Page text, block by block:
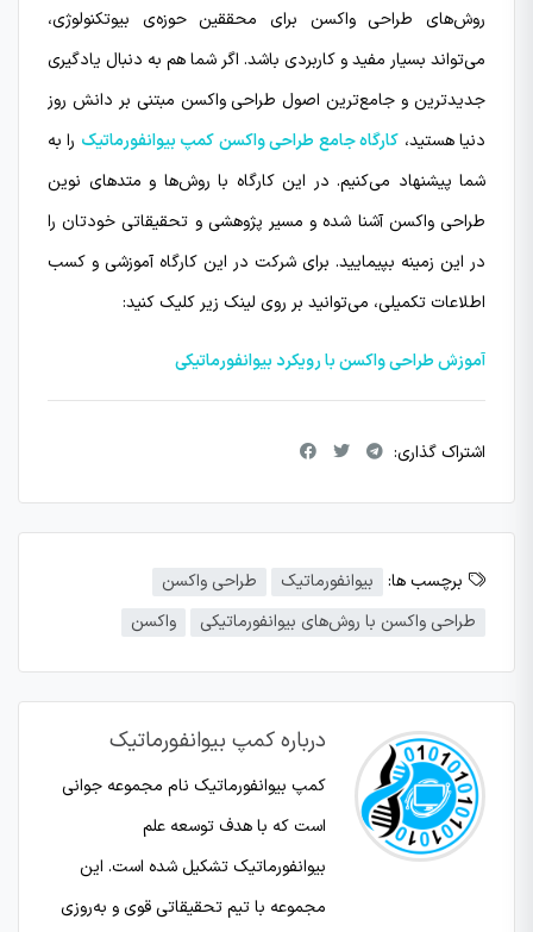
روش‌های طراحی واکسن برای محققین حوزه‌ی بیوتکنولوژی،
می‌تواند بسیار مفید و کاربردی باشد. اگر شما هم به دنبال یادگیری
جدیدترین و جامع‌ترین اصول طراحی واکسن مبتنی بر دانش روز
دنیا هستید، کارگاه جامع طراحی واکسن کمپ بیوانفورماتیک را به
شما پیشنهاد می‌کنیم. در این کارگاه با روش‌ها و متدهای نوین
طراحی واکسن آشنا شده و مسیر پژوهشی و تحقیقاتی خودتان را
در این زمینه بپیمایید. برای شرکت در این کارگاه آموزشی و کسب
اطلاعات تکمیلی، می‌توانید بر روی لینک زیر کلیک کنید:
آموزش طراحی واکسن با رویکرد بیوانفورماتیکی
اشتراک گذاری:
برچسب ها: بیوانفورماتیک
طراحی واکسن
طراحی واکسن با روش‌های بیوانفورماتیکی
واکسن
درباره کمپ بیوانفورماتیک
کمپ بیوانفورماتیک نام مجموعه جوانی
است که با هدف توسعه علم‌
بیوانفورماتیک تشکیل شده است. این
مجموعه با تیم تحقیقاتی قوی و به‌روزی